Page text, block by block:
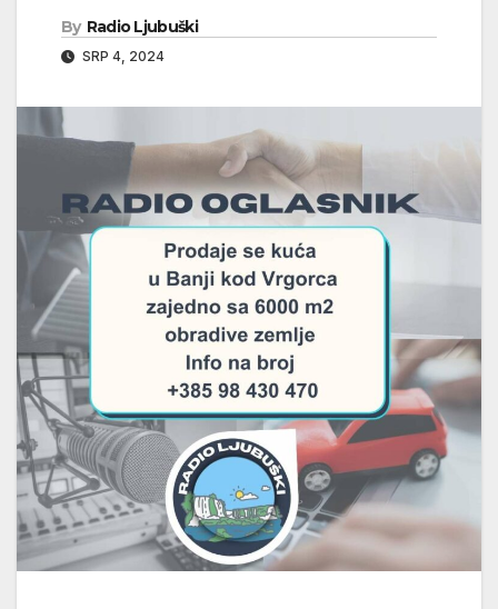
By Radio Ljubuški
SRP 4, 2024